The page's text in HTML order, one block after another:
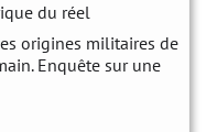
du réel
origines militaires de
Enquête sur une